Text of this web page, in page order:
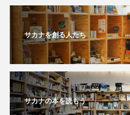
河川 沼津港深海水族館
海きらら 海水魚 海洋
海獣 海綿動物 海藻
海鳥 液浸標本 淀川
サカナを創る人たち
サカナの本を読もう